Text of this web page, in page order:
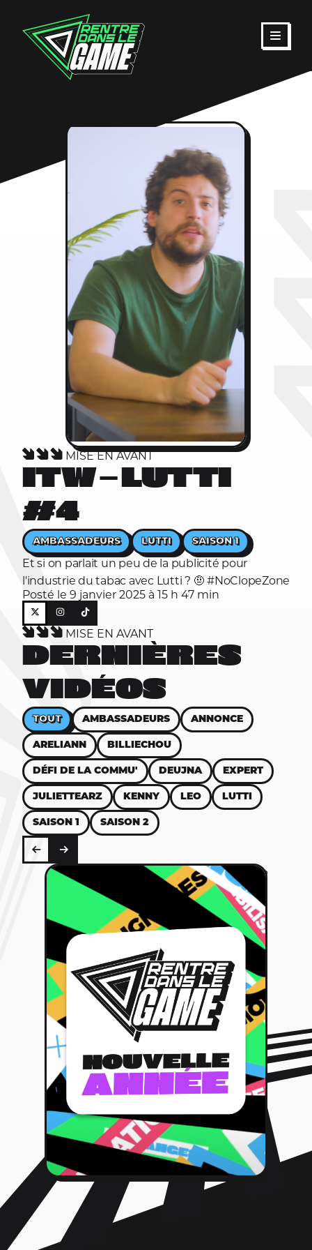
MISE EN AVANT
ITW — LUTTI
#4
AMBASSADEURS LUTTI SAISON 1
Et si on parlait un peu de la publicité pour
l'industrie du tabac avec Lutti ? 🤨 #NoClopeZone
Posté le 9 janvier 2025 à 15 h 47 min
MISE EN AVANT
DERNIÈRES
VIDÉOS
TOUT AMBASSADEURS ANNONCE
ARELIANN BILLIECHOU
DÉFI DE LA COMMU' DEUJNA EXPERT
JULIETTEARZ KENNY LEO LUTTI
SAISON 1 SAISON 2